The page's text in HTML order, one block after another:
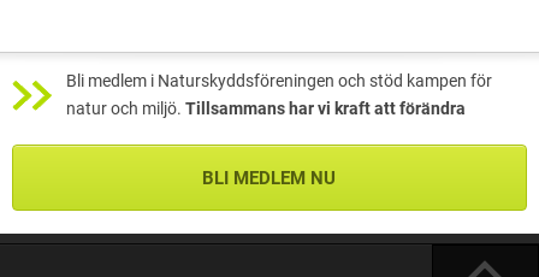
Bli medlem i Naturskyddsföreningen och stöd kampen för
natur och miljö. Tillsammans har vi kraft att förändra
BLI MEDLEM NU